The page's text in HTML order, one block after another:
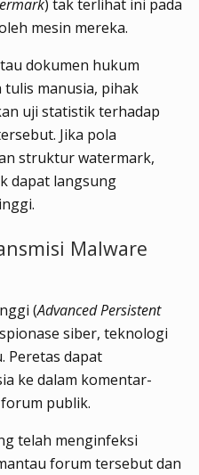
) tak terlihat ini pada
mesin mereka.
dokumen hukum
manusia, pihak
uji statistik terhadap
Jika pola
struktur watermark,
dapat langsung
Malware
(Advanced Persistent
siber, teknologi
Peretas dapat
ke dalam komentar-
publik.
telah menginfeksi
forum tersebut dan